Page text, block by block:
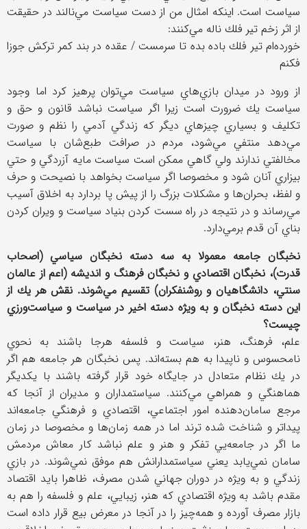
سياست است. اينكه امثال من از دست سياست مي‌نالند در حقيقت
از اثر زخم تير فلك ناله مي‌كنند:
خورده‌ام تير فلك باده بده تا سرمست / عقده در بند كمر تركش جوزا
فكنم
از ورود در ميدان بازي‌هاي سياست مي‌توان پرهيز كرد اما وجود
سياست يك ضرورت است زيرا اگر سياست نباشد قانون و حق و
تكليف و بسياري چيزهاي ديگر كه زندگي آدمي را نظم و صورت
مي‌دهد منتفي مي‌شود، مردم در صرافت طبع‌شان با سياست
مخالفتي ندارند ولي گاهي ممكن است سياست مايه آزردگي و حتي
بيزاري آنان شود و مخصوصا اگر سياست بخواهد با نصيحت و حرف
و لفظ، بحران‌ها و مشكلات بزرگ را از پيش پا بردارد به اخلاق آسيب
مي‌رساند و در نتيجه در راه سست كردن بنياد سياست و ويران كردن
بناي آن قدم برمي‌دارد.
نخبگان جامعه معمولا به سه دسته نخبگان سياسي (اصحاب
قدرت)، نخبگان اقتصادي و نخبگان فرهنگ و انديشه (اعم از عالمان
سنتي، دانشگاهيان و روشنفكران) تقسيم مي‌شوند. نقش هر يك از
اين دسته نخبگان و به ويژه دسته اخير در سياست و سياست‌ورزي
چيست؟
علم، فرهنگ، هنر، سياست و فلسفه هرجا باشند به نحوي
نامحسوس و ناپيدا به هم بسته‌اند. پس نخبگان هر جامعه هم اگر
در يك نظام متعادل در جايگاه خود قرار گرفته باشند با يكديگر
هماهنگي و همراهي مي‌كنند. سياستمداران و مديران از آنجا كه
مرجع سامان‌دهنده امور اجتماعي، اقتصادي و فرهنگي جامعه‌اند
پيداتر و شناخت شده ترند اما در همه زمان‌ها و مخصوصا در زمان
ما اگر در جامعه‌يي تفكر و هنر و علم نباشد كار معاش مردمش
سامان نمي‌يابد يعني سياستمدارانش هم موفق نمي‌شوند. در بازي
زندگي و به ويژه در دوران جهاني شدن مصرف، ظاهرا بايد اقتصاد
مقدم باشد به ويژه اقتصادي كه هنر، زيبايي، علم و فلسفه را هم به
بازار مصرف آورده و همه‌چيز را در آنجا در معرض بيع قرار داده است